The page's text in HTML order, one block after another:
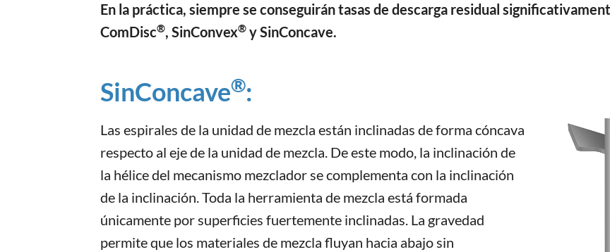
En la práctica, siempre se conseguirán tasas de descarga residual
ComDisc®, SinConvex® y SinConcave.
SinConcave®:
Las espirales de la unidad de mezcla están inclinadas de forma cóncava
respecto al eje de la unidad de mezcla. De este modo, la inclinación de
la hélice del mecanismo mezclador se complementa con la inclinación
de la inclinación. Toda la herramienta de mezcla está formada
únicamente por superficies fuertemente inclinadas. La gravedad
permite que los materiales de mezcla fluyan hacia abajo sin